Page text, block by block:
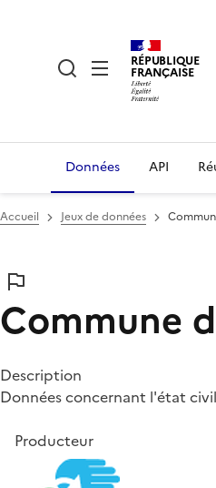
RÉPUBLIQUE
FRANÇAISE
Données API
Accueil Jeux de données
Commune
Description
Données concernant l'état
Producteur